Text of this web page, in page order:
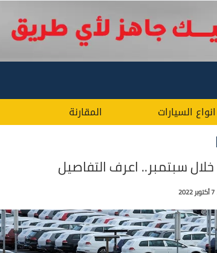
انواع السيارات المقارنة
سبتمبر.. اعرف التفاصيل
7 أكتوبر 2022